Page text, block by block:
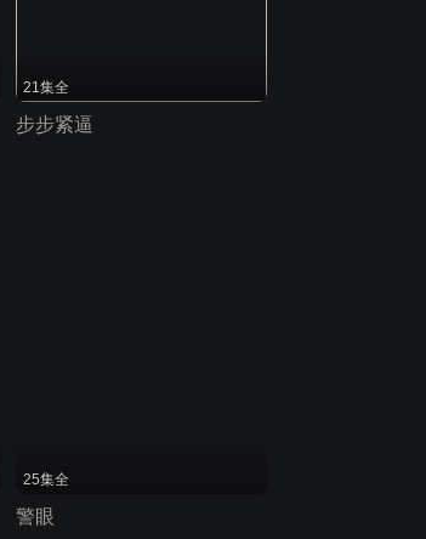
21集全
步步紧逼
25集全
警眼